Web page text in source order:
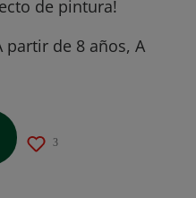
de pintura!
partir de 8 años, A
3